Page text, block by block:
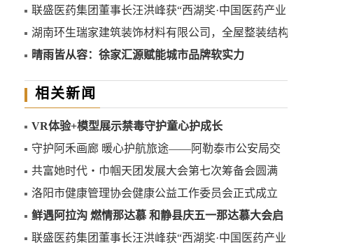
幕
联盛医药集团董事长汪洪峰获“西湖奖·中国医药产业
杰出人物”奖
湖南环生瑞家建筑装饰材料有限公司，全屋整装结构
稳定
晴雨皆从容：徐家汇源赋能城市品牌软实力
相关新闻
VR体验+模型展示禁毒守护童心护成长
守护阿禾画廊 暖心护航旅途——阿勒泰市公安局交
通管理大队创新举措筑牢阿禾公路平安防线
共富她时代・巾帼天团发展大会第七次筹备会圆满
举行——聚势启新程 巾帼耀华章
洛阳市健康管理协会健康公益工作委员会正式成立
鲜遇阿拉沟 燃情那达慕 和静县庆五一那达慕大会启
幕
联盛医药集团董事长汪洪峰获“西湖奖·中国医药产业